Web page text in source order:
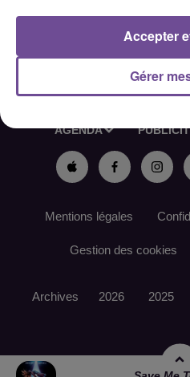
ACCUEIL RADIO
AGENDA
Mentions légales
Gestion des cookies
Archives 2026 2025
Gérer
Accepter